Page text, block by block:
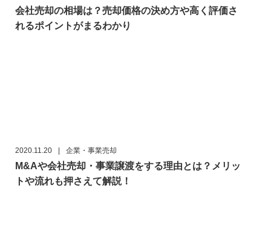
会社売却の相場は？売却価格の決め方や高く評価さ
れるポイントがまるわかり
2020.11.20 | 企業・事業売却
M&Aや会社売却・事業譲渡をする理由とは？メリッ
トや流れも押さえて解説！